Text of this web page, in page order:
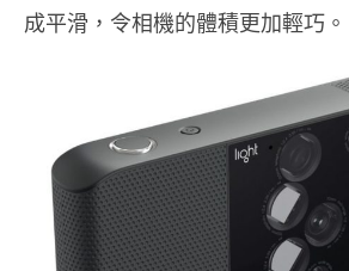
成平滑，令相機的體積更加輕巧。